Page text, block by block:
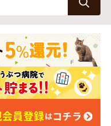
猫
アクア・爬虫類・昆虫
キャットフード